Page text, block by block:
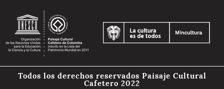
Todos los derechos reservados Paisaje Cultural
Cafetero 2022